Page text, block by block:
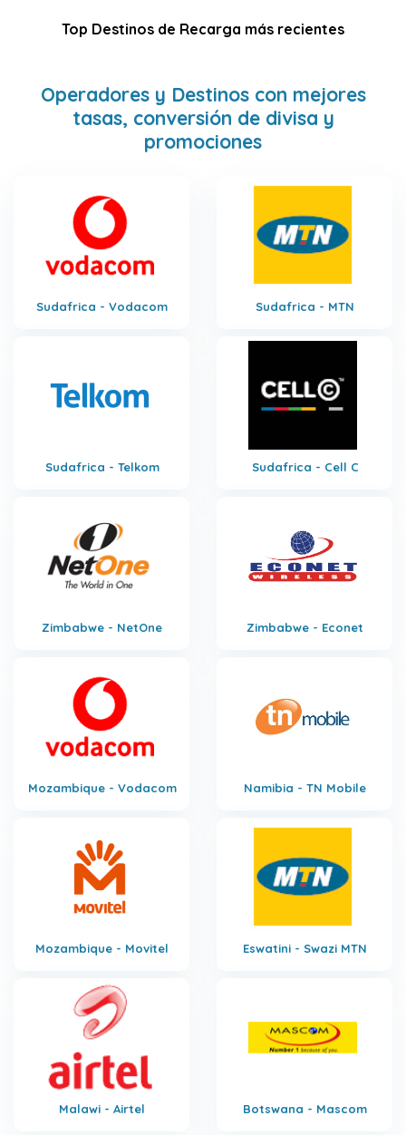
Top Destinos de Recarga más recientes
Operadores y Destinos con mejores
tasas, conversión de divisa y
promociones
Sudafrica - Vodacom Sudafrica - MTN
Sudafrica - Telkom Sudafrica - Cell C
Zimbabwe - NetOne Zimbabwe - Econet
Mozambique - Vodacom Namibia - TN Mobile
Mozambique - Movitel Eswatini - Swazi MTN
Malawi - Airtel Botswana - Mascom